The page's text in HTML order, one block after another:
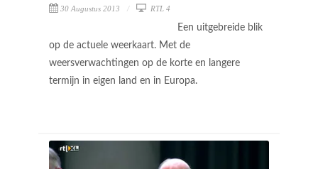
30 Augustus 2013 RTL 4
Een uitgebreide blik
op de actuele weerkaart. Met de
weersverwachtingen op de korte en langere
termijn in eigen land en in Europa.